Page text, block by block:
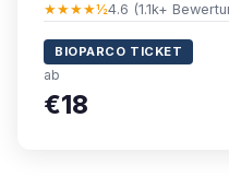
★★★★½4.6 (1.1k+
BIOPARCO TICKET
ab
€18